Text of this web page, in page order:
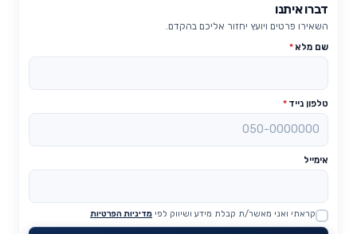
דברו איתנו
השאירו פרטים ויועץ יחזור אליכם בהקדם.
שם מלא*
טלפון נייד *
אימייל
Website
קראתי ואני מאשר/ת קבלת מידע ושיווק לפי מדיניות הפרטיות